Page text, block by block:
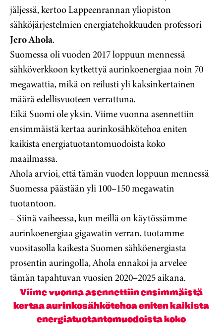
jäljessä, kertoo Lappeenrannan yliopiston
sähköjärjestelmien energiatehokkuuden professori
Jero Ahola.
Suomessa oli vuoden 2017 loppuun mennessä
sähköverkkoon kytkettyä aurinkoenergiaa noin 70
megawattia, mikä on reilusti yli kaksinkertainen
määrä edellisvuoteen verrattuna.
Eikä Suomi ole yksin. Viime vuonna asennettiin
ensimmäistä kertaa aurinkosähkötehoa eniten
kaikista energiatuotantomuodoista koko
maailmassa.
Ahola arvioi, että tämän vuoden loppuun mennessä
Suomessa päästään yli 100–150 megawatin
tuotantoon.
– Siinä vaiheessa, kun meillä on käytössämme
aurinkoenergiaa gigawatin verran, tuotamme
vuositasolla kaikesta Suomen sähköenergiasta
prosentin auringolla, Ahola ennakoi ja arvelee
tämän tapahtuvan vuosien 2020–2025 aikana.
Viime vuonna asennettiin ensimmäistä
kertaa aurinkosähkötehoa eniten kaikista
energiatuotantomuodoista koko